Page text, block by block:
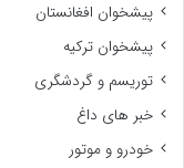
پیشخوان افغانستان
پیشخوان ترکیه
توریسم و گردشگری
خبر های داغ
خودرو و موتور